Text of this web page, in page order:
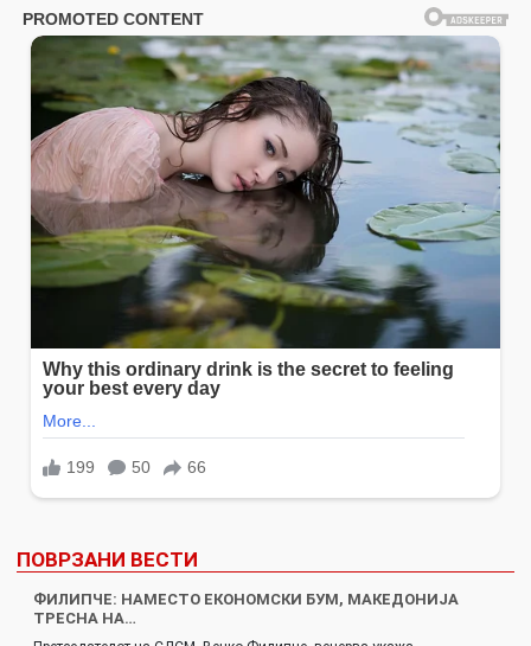
ПОВРЗАНИ ВЕСТИ
ФИЛИПЧЕ: НАМЕСТО ЕКОНОМСКИ БУМ, МАКЕДОНИЈА
ТРЕСНА НА…